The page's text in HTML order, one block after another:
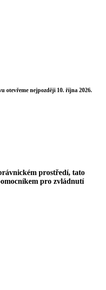
otevřeme nejpozději 10. října 2026.
prostředí, tato
pro zvládnutí